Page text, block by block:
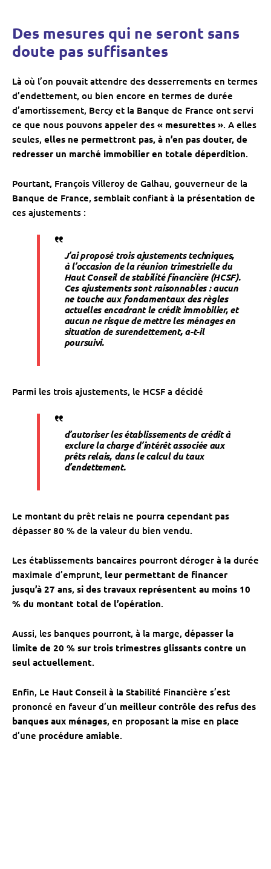
Des mesures qui ne seront sans
doute pas suffisantes
Là où l’on pouvait attendre des desserrements en termes
d’endettement, ou bien encore en termes de durée
d’amortissement, Bercy et la Banque de France ont servi
ce que nous pouvons appeler des « mesurettes ». A elles
seules, elles ne permettront pas, à n’en pas douter, de
redresser un marché immobilier en totale déperdition.
Pourtant, François Villeroy de Galhau, gouverneur de la
Banque de France, semblait confiant à la présentation de
ces ajustements :
J’ai proposé trois ajustements techniques,
à l’occasion de la réunion trimestrielle du
Haut Conseil de stabilité financière (HCSF).
Ces ajustements sont raisonnables: aucun
ne touche aux fondamentaux des règles
actuelles encadrant le crédit immobilier, et
aucun ne risque de mettre les ménages en
situation de surendettement,a-t-il
poursuivi.
Parmi les trois ajustements, le HCSF a décidé
d’autoriser les établissements de crédit à
exclure la charge d’intérêt associée aux
prêts relais, dans le calcul du taux
d’endettement.
Le montant du prêt relais ne pourra cependant pas
dépasser 80 % de la valeur du bien vendu.
Les établissements bancaires pourront déroger à la durée
maximale d’emprunt, leur permettant de financer
jusqu’à 27 ans, si des travaux représentent au moins 10
% du montant total de l’opération.
Aussi, les banques pourront, à la marge, dépasser la
limite de 20 % sur trois trimestres glissants contre un
seul actuellement.
Enfin, Le Haut Conseil à la Stabilité Financière s’est
prononcé en faveur d’un meilleur contrôle des refus des
banques aux ménages, en proposant la mise en place
d’une procédure amiable.